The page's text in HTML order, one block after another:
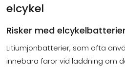
elcykel
Risker med elcykelbatterier
Litiumjonbatterier, som ofta
innebära faror vid laddning om